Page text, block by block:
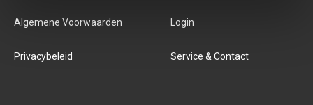
Algemene Voorwaarden
Privacybeleid
Login
Service & Contact